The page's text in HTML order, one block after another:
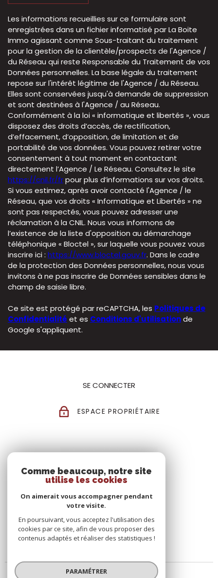
Les informations recueillies sur ce formulaire sont
enregistrées dans un fichier informatisé par La Boite
Immo agissant comme Sous-traitant du traitement
pour la gestion de la clientèle/prospects de l'Agence /
du Réseau qui reste Responsable du Traitement de vos
Données personnelles. La base légale du traitement
repose sur l'intérêt légitime de l'Agence / du Réseau.
Elles sont conservées jusqu'à demande de suppression
et sont destinées à l'Agence / au Réseau.
Conformément à la loi « informatique et libertés », vous
disposez des droits d’accès, de rectification,
d’effacement, d’opposition, de limitation et de
portabilité de vos données. Vous pouvez retirer votre
consentement à tout moment en contactant
directement l’Agence / Le Réseau. Consultez le site
https://cnil.fr/frpour plus d’informations sur vos droits.
Si vous estimez, après avoir contacté l'Agence / le
Réseau, que vos droits « Informatique et Libertés » ne
sont pas respectés, vous pouvez adresser une
réclamation à la CNIL. Nous vous informons de
l’existence de la liste d'opposition au démarchage
téléphonique « Bloctel », sur laquelle vous pouvez vous
inscrire ici : https://www.bloctel.gouv.fr. Dans le cadre
de la protection des Données personnelles, nous vous
invitons à ne pas inscrire de Données sensibles dans le
champ de saisie libre.
Ce site est protégé par reCAPTCHA, les Politiques de
Confidentialité et es Conditions d'utilisationde
Google s'appliquent.
SE CONNECTER
ESPACE PROPRIÉTAIRE
Comme beaucoup, notre site
utilise les cookies
On aimerait vous accompagner pendant
votre visite.
En poursuivant, vous acceptez l'utilisation des
cookies par ce site, afin de vous proposer des
contenus adaptés et réaliser des statistiques !
PARAMÉTRER